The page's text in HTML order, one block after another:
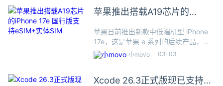
家级黑
苹果推出搭载A19芯片的
eSIM+实体SIM
苹果日前推出新款中低端机型 iPhone
17e，这是苹果 e 系列的后续产品，较
iPhone 16e 主要是升级屏幕以及各类硬
件，起售价方面为 599 美元 (起始存储
小movo 03-03
Xcode 26.3正式版现已支持调